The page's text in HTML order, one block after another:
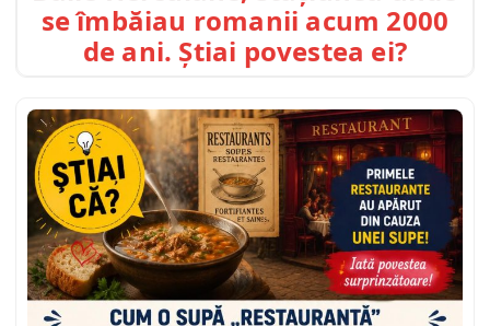
se îmbăiau romanii acum 2000
de ani. Știai povestea ei?